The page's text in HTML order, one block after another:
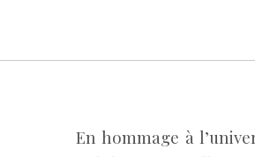
En hommage à